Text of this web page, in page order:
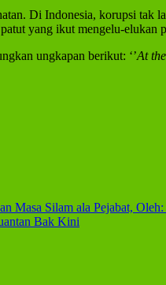
Di Indonesia, korupsi tak
patut yang ikut mengelu-elukan
ungkapan berikut: ‘’At
Masa Silam ala Pejabat,
Bak Kini